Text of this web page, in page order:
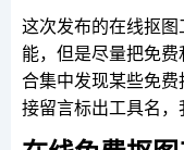
这次发布的在线抠
能，但是尽量把免
合集中发现某些免
接留言标出工具名，